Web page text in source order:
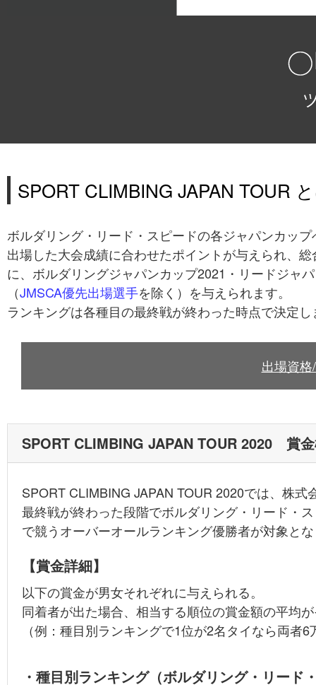
SPORT CLIMBING JAPAN TOUR
ボルダリング・リード・スピードの各ジャパンカッ
出場した大会成績に合わせたポイントが与えられ、
に、ボルダリングジャパンカップ2021・リードジャ
（JMSCA優先出場選手を除く）を与えられます。
ランキングは各種目の最終戦が終わった時点で決定し
出場資
SPORT CLIMBING JAPAN TOUR 2020 賞
SPORT CLIMBING JAPAN TOUR 2020では、株
最終戦が終わった段階でボルダリング・リード・
で競うオーバーオールランキング優勝者が対象と
【賞金詳細】
以下の賞金が男女それぞれに与えられる。
同着者が出た場合、相当する順位の賞金額の平均
（例：種目別ランキングで1位が2名タイなら両者
・種目別ランキング（ボルダリング・リード